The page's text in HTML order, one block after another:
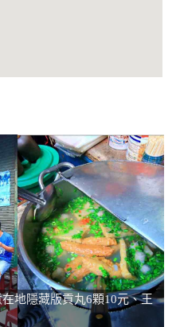
地隱藏版貢丸6顆10元、王